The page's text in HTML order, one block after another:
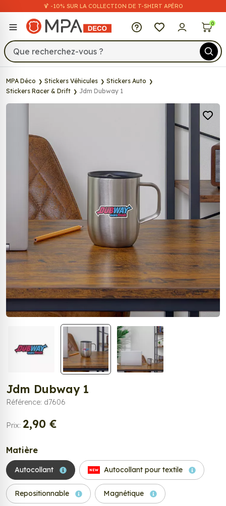
🍹 -10% SUR LA COLLECTION DE T-SHIRT APÉRO
MPA Déco 0
MPA Déco Stickers Véhicules
Stickers Auto
Stickers Racer & Drift
Jdm Dubway 1
Jdm Dubway 1
Référence: d7606
Prix: 2,90 €
Matière
Autocollant NEW Autocollant pour textile
Repositionnable Magnétique